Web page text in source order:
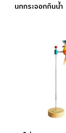
นกกระจอกกินนํ้า